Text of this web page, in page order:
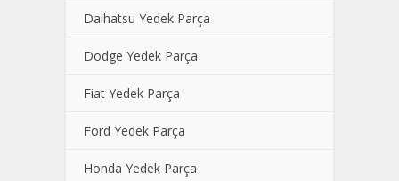
Daihatsu Yedek Parça
Dodge Yedek Parça
Fiat Yedek Parça
Ford Yedek Parça
Honda Yedek Parça